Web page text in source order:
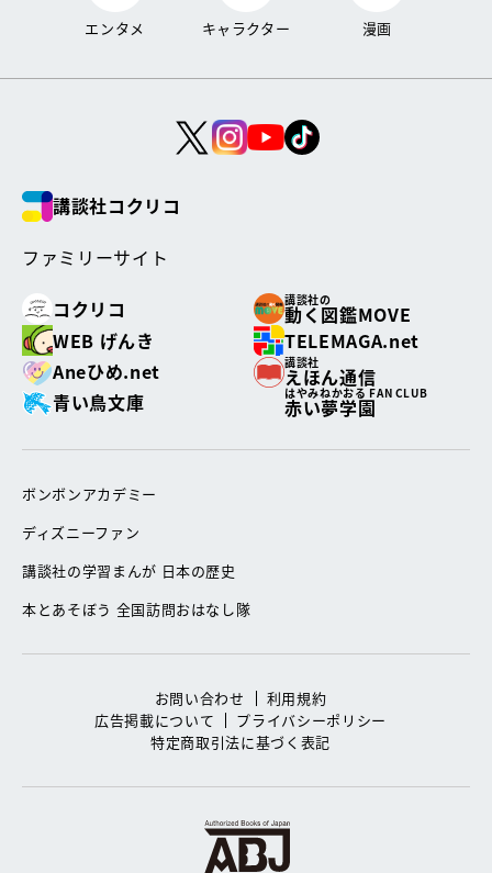
エンタメ キャラクター 漫画
講談社コクリコ
ファミリーサイト
コクリコ
講談社の
動く図鑑MOVE
WEB げんき
TELEMAGA.net
Aneひめ.net
講談社
えほん通信
青い鳥文庫
はやみねかおる FAN CLUB
赤い夢学園
ボンボンアカデミー
ディズニーファン
講談社の学習まんが 日本の歴史
本とあそぼう 全国訪問おはなし隊
お問い合わせ
利用規約
広告掲載について
プライバシーポリシー
特定商取引法に基づく表記